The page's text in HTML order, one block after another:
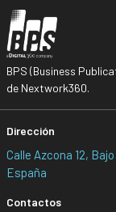
BPS (Business
de Nextwork360.
Dirección
Calle Azcona 12,
España
Contactos